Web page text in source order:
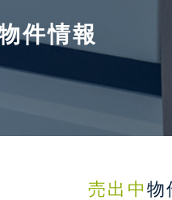
件情報
売出中 物